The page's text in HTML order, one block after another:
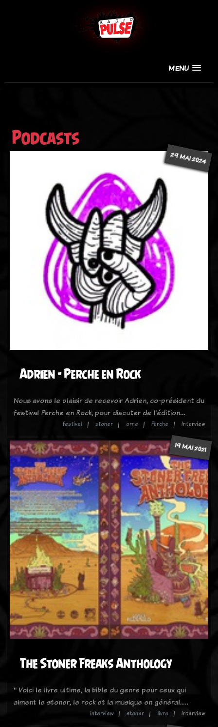
MENU
Podcasts
29 MAI 2024
Adrien - Perche en Rock
Nous avons le plaisir de recevoir Adrien, co-président du
festival Perche en Rock, pour discuter de l'édition…
festival stoner orne Perche Interview
19 MAI 2021
The Stoner Freaks Anthology
" Voici le livre ultime, la bible du genre pour ceux qui
aiment le stoner, le rock et la musique en général..…
interview stoner livre Interview